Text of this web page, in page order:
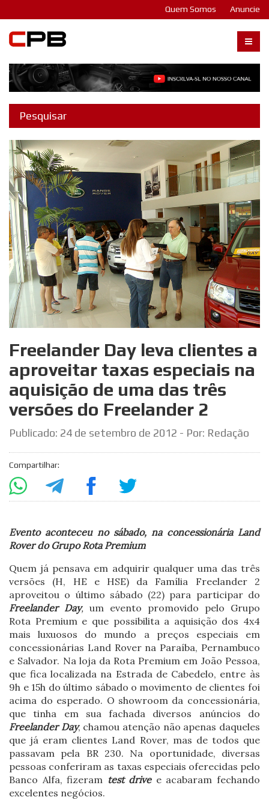
Quem Somos Anuncie
Freelander Day leva clientes a
aproveitar taxas especiais na
aquisição de uma das três
versões do Freelander 2
Publicado: 24 de setembro de 2012 - Por: Redação
Compartilhar:
Evento aconteceu no sábado, na concessionária Land
Rover do Grupo Rota Premium
Quem já pensava em adquirir qualquer uma das três
versões (H, HE e HSE) da Família Freelander 2
aproveitou o último sábado (22) para participar do
Freelander Day,um evento promovido pelo Grupo
Rota Premium e que possibilita a aquisição dos 4x4
mais luxuosos do mundo a preços especiais em
concessionárias Land Rover na Paraíba, Pernambuco
e Salvador. Na loja da Rota Premium em João Pessoa,
que fica localizada na Estrada de Cabedelo, entre às
9h e 15h do último sábado o movimento de clientes foi
acima do esperado. O showroom da concessionária,
que tinha em sua fachada diversos anúncios do
Freelander Day, chamou atenção não apenas daqueles
que já eram clientes Land Rover, mas de todos que
passavam pela BR 230. Na oportunidade, diversas
pessoas conferiram as taxas especiais oferecidas pelo
Banco Alfa, fizeram test drivee acabaram fechando
excelentes negócios.